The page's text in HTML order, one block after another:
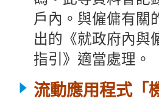
戶內。與僱傭有關
出的《就政府內與
指引》適當處理。
流動應用程式「